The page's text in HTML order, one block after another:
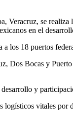
Veracruz, se
en el
los 18 puertos
Dos Bocas y
y
logísticos vitales